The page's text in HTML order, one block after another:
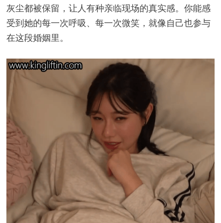
灰尘都被保留，让人有种亲临现场的真实感。你能感
受到她的每一次呼吸、每一次微笑，就像自己也参与
在这段婚姻里。